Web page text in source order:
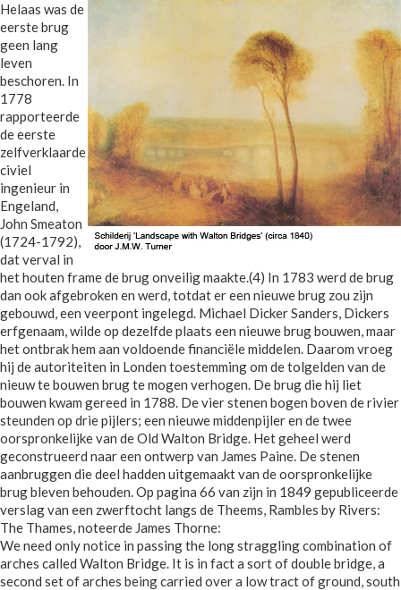
Helaas was de
eerste brug
geen lang
leven
beschoren. In
1778
rapporteerde
de eerste
zelfverklaarde
civiel
ingenieur in
Engeland,
John Smeaton
(1724-1792),
dat verval in
het houten frame de brug onveilig maakte.(4) In 1783 werd de brug
dan ook afgebroken en werd, totdat er een nieuwe brug zou zijn
gebouwd, een veerpont ingelegd. Michael Dicker Sanders, Dickers
erfgenaam, wilde op dezelfde plaats een nieuwe brug bouwen, maar
het ontbrak hem aan voldoende financiële middelen. Daarom vroeg
hij de autoriteiten in Londen toestemming om de tolgelden van de
nieuw te bouwen brug te mogen verhogen. De brug die hij liet
bouwen kwam gereed in 1788. De vier stenen bogen boven de rivier
steunden op drie pijlers; een nieuwe middenpijler en de twee
oorspronkelijke van de Old Walton Bridge. Het geheel werd
geconstrueerd naar een ontwerp van James Paine. De stenen
aanbruggen die deel hadden uitgemaakt van de oorspronkelijke
brug bleven behouden. Op pagina 66 van zijn in 1849 gepubliceerde
verslag van een zwerftocht langs de Theems, Rambles by Rivers:
The Thames, noteerde James Thorne:
We need only notice in passing the long straggling combination of
arches called Walton Bridge. It is in fact a sort of double bridge, a
second set of arches being carried over a low tract of ground, south